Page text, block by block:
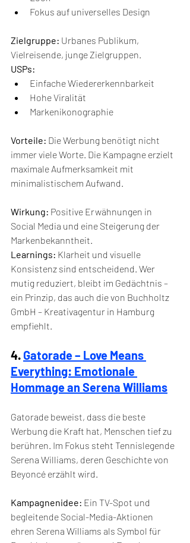
Fokus auf universelles Design
Zielgruppe: Urbanes Publikum,
Vielreisende, junge Zielgruppen.
USPs:
Einfache Wiedererkennbarkeit
Hohe Viralität
Markenikonographie
Vorteile: Die Werbung benötigt nicht
immer viele Worte. Die Kampagne erzielt
maximale Aufmerksamkeit mit
minimalistischem Aufwand.
Wirkung: Positive Erwähnungen in
Social Media und eine Steigerung der
Markenbekanntheit.
Learnings: Klarheit und visuelle
Konsistenz sind entscheidend. Wer
mutig reduziert, bleibt im Gedächtnis –
ein Prinzip, das auch die von Buchholtz
GmbH – Kreativagentur in Hamburg
empfiehlt.
4. Gatorade – Love Means
Everything: Emotionale
Hommage an Serena Williams
Gatorade beweist, dass die beste
Werbung die Kraft hat, Menschen tief zu
berühren. Im Fokus steht Tennislegende
Serena Williams, deren Geschichte von
Beyoncé erzählt wird.
Kampagnenidee: Ein TV-Spot und
begleitende Social-Media-Aktionen
ehren Serena Williams als Symbol für